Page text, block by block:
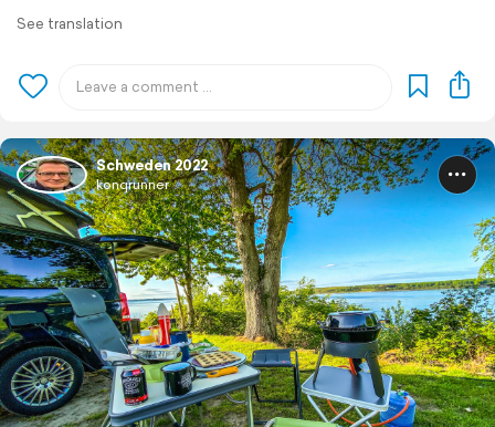
See translation
Schweden 2022
konqrunner